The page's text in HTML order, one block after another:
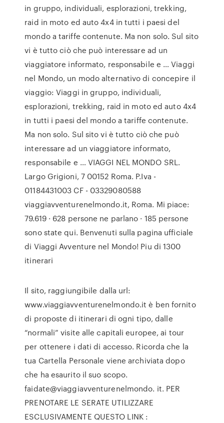
in gruppo, individuali, esplorazioni, trekking,
raid in moto ed auto 4x4 in tutti i paesi del
mondo a tariffe contenute. Ma non solo. Sul sito
vi è tutto ciò che può interessare ad un
viaggiatore informato, responsabile e … Viaggi
nel Mondo, un modo alternativo di concepire il
viaggio: Viaggi in gruppo, individuali,
esplorazioni, trekking, raid in moto ed auto 4x4
in tutti i paesi del mondo a tariffe contenute.
Ma non solo. Sul sito vi è tutto ciò che può
interessare ad un viaggiatore informato,
responsabile e … VIAGGI NEL MONDO SRL.
Largo Grigioni, 7 00152 Roma. P.Iva -
01184431003 CF - 03329080588
viaggiavventurenelmondo.it, Roma. Mi piace:
79.619 · 628 persone ne parlano · 185 persone
sono state qui. Benvenuti sulla pagina ufficiale
di Viaggi Avventure nel Mondo! Piu di 1300
itinerari
Il sito, raggiungibile dalla url:
www.viaggiavventurenelmondo.it è ben fornito
di proposte di itinerari di ogni tipo, dalle
“normali” visite alle capitali europee, ai tour
per ottenere i dati di accesso. Ricorda che la
tua Cartella Personale viene archiviata dopo
che ha esaurito il suo scopo.
faidate@viaggiavventurenelmondo. it. PER
PRENOTARE LE SERATE UTILIZZARE
ESCLUSIVAMENTE QUESTO LINK :